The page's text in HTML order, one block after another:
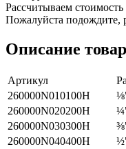
Рассчитываем стоимость
Пожалуйста подождите,
Описание
Артикул
260000N010100H
260000N020200H
260000N030300H
260000N040400H